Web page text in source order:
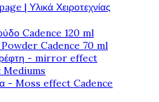
| Υλικά Χειροτεχνίας
Cadence 120 ml
Cadence 70 ml
- mirror effect
Mediums
- Moss effect Cadence